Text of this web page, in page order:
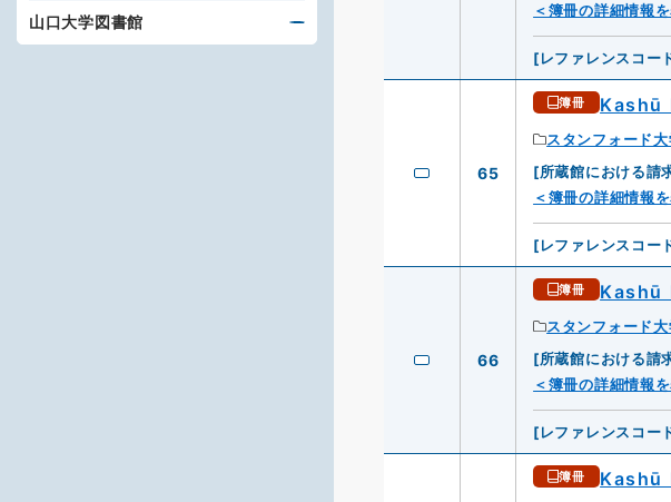
＜簿冊の詳細情報
[レファレンスコー
65
簿冊 Kashū
スタンフォード
[所蔵館における請
＜簿冊の詳細情報
[レファレンスコー
66
簿冊 Kashū
スタンフォード
[所蔵館における請
＜簿冊の詳細情報
[レファレンスコー
簿冊 Kashū
山口大学図書館